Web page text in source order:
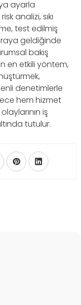
ayarla
analizi, sıkı
test edilmiş
geldiğinde
bakış
en etkili yöntem,
denetimlerle
hem hizmet
iş
tutulur.